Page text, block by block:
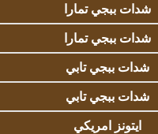
شدات ببجي تمارا
شدات ببجي تمارا
شدات ببجي تابي
شدات ببجي تابي
ايتونز امريكي